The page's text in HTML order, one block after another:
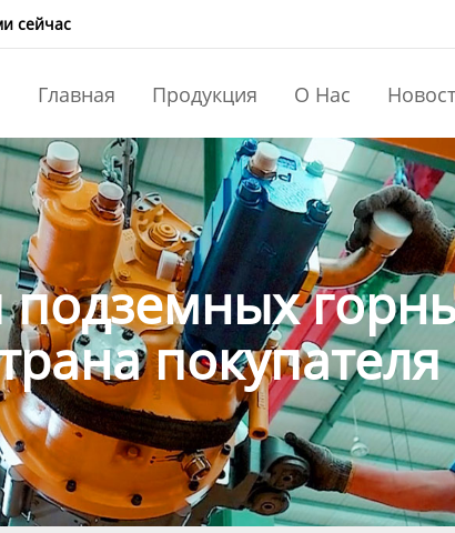
сейчас
Главная Продукция О Нас
подземных
покупателя